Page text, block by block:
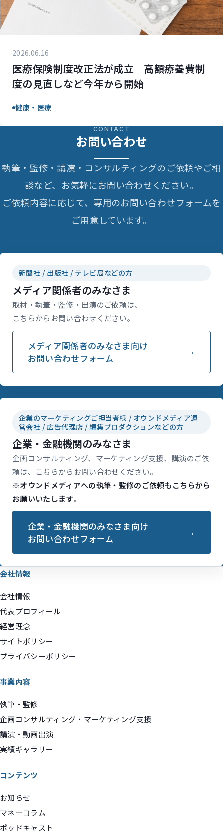
2026.06.16
医療保険制度改正法が成立 高額療養費制
度の見直しなど今年から開始
健康・医療
CONTACT
お問い合わせ
執筆・監修・講演・コンサルティングのご依頼やご相
談など、お気軽にお問い合わせください。
ご依頼内容に応じて、専用のお問い合わせフォームを
ご用意しています。
新聞社 / 出版社 / テレビ局などの方
メディア関係者のみなさま
取材・執筆・監修・出演のご依頼は、
こちらからお問い合わせください。
メディア関係者のみなさま向け
お問い合わせフォーム
企業のマーケティングご担当者様 / オウンドメディア運
営会社 / 広告代理店 / 編集プロダクションなどの方
企業・金融機関のみなさま
企画コンサルティング、マーケティング支援、講演のご依
頼は、こちらからお問い合わせください。
※オウンドメディアへの執筆・監修のご依頼もこちらから
お願いいたします。
企業・金融機関のみなさま向け
お問い合わせフォーム
会社情報
会社情報
代表プロフィール
経営理念
サイトポリシー
プライバシーポリシー
事業内容
執筆・監修
企画コンサルティング・マーケティング支援
講演・動画出演
実績ギャラリー
コンテンツ
お知らせ
マネーコラム
ポッドキャスト